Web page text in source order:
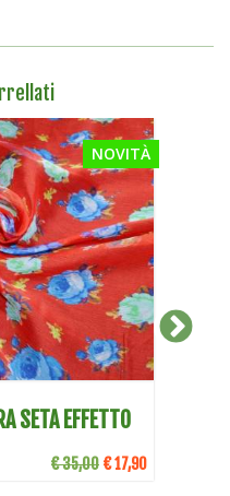
NOVITÀ
SETA EFFETTO
€ 35,00 € 17,90